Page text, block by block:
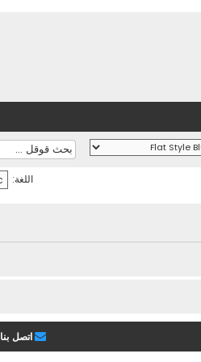
اللغة:
اتصل بنا